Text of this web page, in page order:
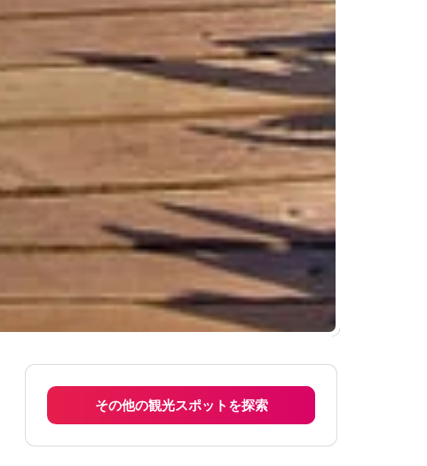
その他の観光スポットを探索